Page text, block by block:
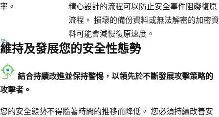
率。
精心設計的流程可以防止安全事件阻礙復原
流程。 損壞的備份資料或無法解密的加密資
料可能會減慢復原速度。
維持及發展您的安全性態勢
結合持續改進並保持警惕，以領先於不斷發展攻擊策略的
攻擊者。
您的安全態勢不得隨著時間的推移而降低。 您必須持續改善安